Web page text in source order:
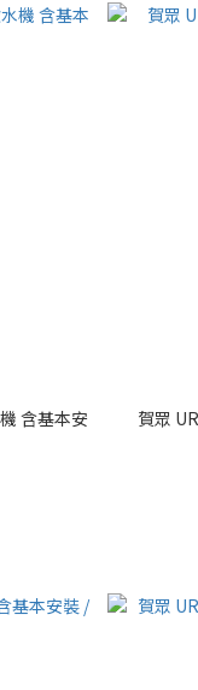
含基本安
賀眾